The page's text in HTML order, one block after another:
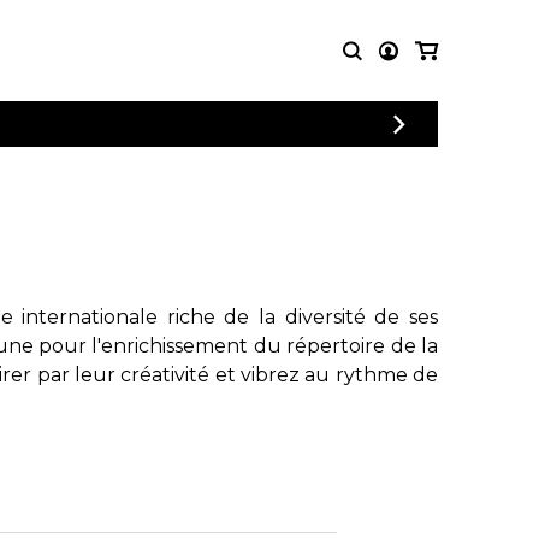
CONNEXION
Musique de chambre
Orchestre
Quatuor de flûtes
DVDs
Ouvrages théoriques
et livres
internationale riche de la diversité de ses
pour l'enrichissement du répertoire de la
par leur créativité et vibrez au rythme de